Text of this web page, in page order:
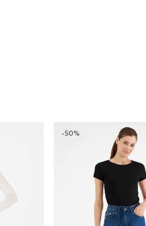
-50%